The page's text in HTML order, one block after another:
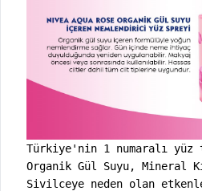
Türkiye'nin 1 numaralı yüz
Organik Gül Suyu, Mineral
Sivilceye neden olan